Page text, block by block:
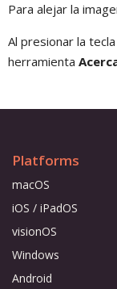
Para alejar la
Al presionar la tecla
herramienta
Platforms
macOS
iOS / iPadOS
visionOS
Windows
Android